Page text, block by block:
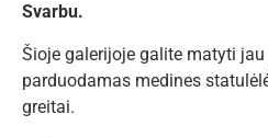
Svarbu.
Šioje galerijoje galite matyti
parduodamas medines
greitai.